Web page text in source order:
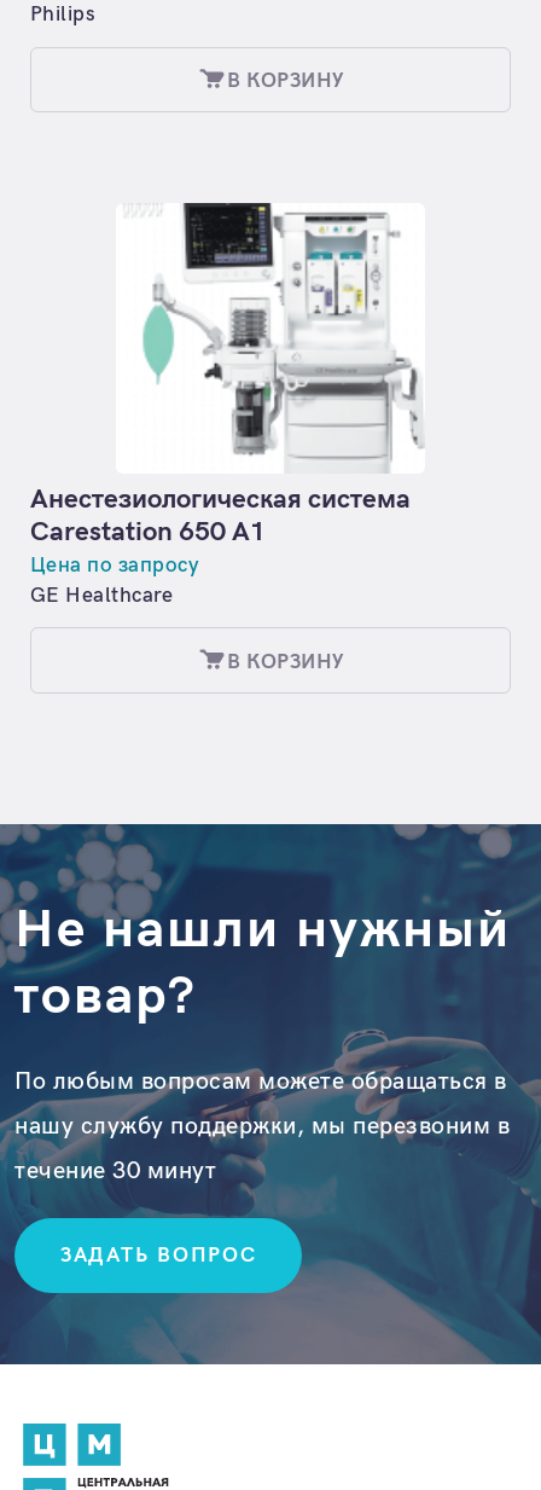
Philips
В КОРЗИНУ
Анестезиологическая система
Carestation 650 А1
Цена по запросу
GE Healthcare
В КОРЗИНУ
Не нашли нужный
товар?
По любым вопросам можете обращаться в
нашу службу поддержки, мы перезвоним в
течение 30 минут
ЗАДАТЬ ВОПРОС